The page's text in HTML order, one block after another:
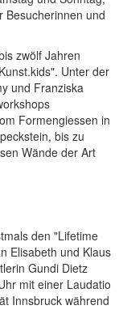
Besucherinnen und
zwölf Jahren
Unter der
und Franziska
Formengiessen in
bis zu
Wände der Art
den "Lifetime
Elisabeth und Klaus
Gundi Dietz
mit einer Laudatio
Innsbruck während